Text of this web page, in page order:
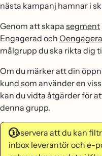
nästa kampanj hamnar i
Genom att skapa segment
Engagerad och
målgrupp du ska rikta dig
Om du märker att din
kund som använder en
kan du vidta åtgärder för
denna grupp.
Observera att du kan
inbox leverantör och e-